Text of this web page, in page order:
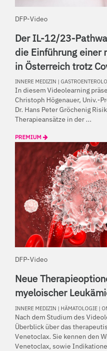
DFP-Video
Der IL-12/23-
die Einführung einer
in Österreich trotz
INNERE MEDIZIN |
In diesem Videolearning
Christoph Högenauer, Univ.-
Dr. Hans Peter Gröchenig
Therapieansätze in der ...
PREMIUM
DFP-Video
Neue
myeloischer
INNERE MEDIZIN | HÄMATOLOGIE |
Nach dem Studium des
Überblick über das
Venetoclax. Sie kennen den
Venetoclax, sowie